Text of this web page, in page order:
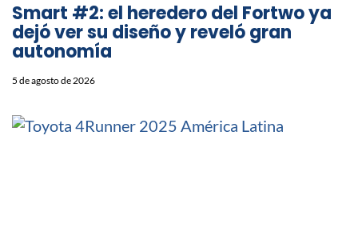
Smart #2: el heredero del Fortwo ya
dejó ver su diseño y reveló gran
autonomía
5 de agosto de 2026